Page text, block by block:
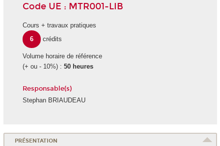
Code UE : MTR001-LIB
Cours + travaux pratiques
6
crédits
Volume horaire de référence
(+ ou - 10%) : 50 heures
Responsable(s)
Stephan BRIAUDEAU
PRÉSENTATION